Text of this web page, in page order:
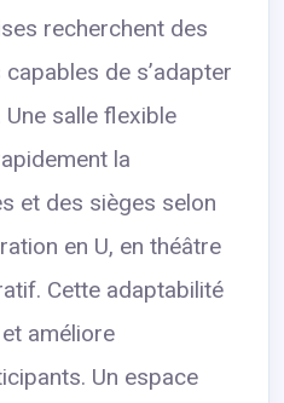
recherchent des
de s’adapter
salle flexible
la
et des sièges selon
en U, en théâtre
Cette adaptabilité
améliore
Un espace